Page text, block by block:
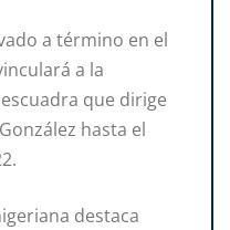
a término en el
a la
que dirige
hasta el
destaca